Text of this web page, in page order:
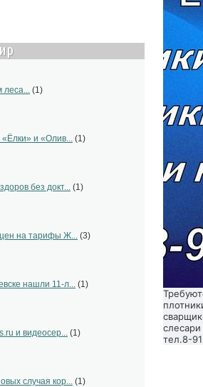
леса... (1)
«Ёлки» и «Олив... (1)
без докт... (1)
цен на тарифы Ж... (3)
нашли 11-л... (1)
и видеосер... (1)
случая кор... (1)
тел.8-